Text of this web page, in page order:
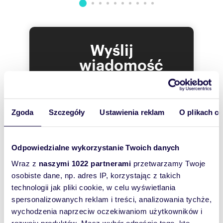
Zgoda Szczegóły Ustawienia reklam O plikach
Odpowiedzialne wykorzystanie Twoich danych
Wraz z naszymi 1022 partnerami przetwarzamy Twoje
osobiste dane, np. adres IP, korzystając z takich
technologii jak pliki cookie, w celu wyświetlania
spersonalizowanych reklam i treści, analizowania tychże,
wychodzenia naprzeciw oczekiwaniom użytkowników i
Wyślij
wiadomość
sposób, aby
właściciel
oferty
Tobą
skontaktował!